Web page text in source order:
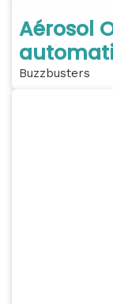
Aérosol
Buzzbusters